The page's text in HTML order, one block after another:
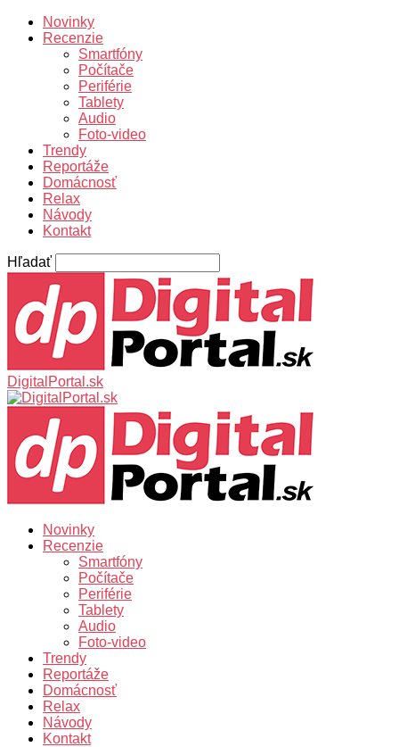
Novinky
Recenzie
Smartfóny
Počítače
Periférie
Tablety
Audio
Foto-video
Trendy
Reportáže
Domácnosť
Relax
Návody
Kontakt
Hľadať
DigitalPortal.sk
Novinky
Recenzie
Smartfóny
Počítače
Periférie
Tablety
Audio
Foto-video
Trendy
Reportáže
Domácnosť
Relax
Návody
Kontakt